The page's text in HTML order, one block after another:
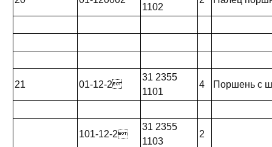
1102
21 01-12-2
31 2355
1101
4 Поршень с
101-12-2
31 2355
1103
2